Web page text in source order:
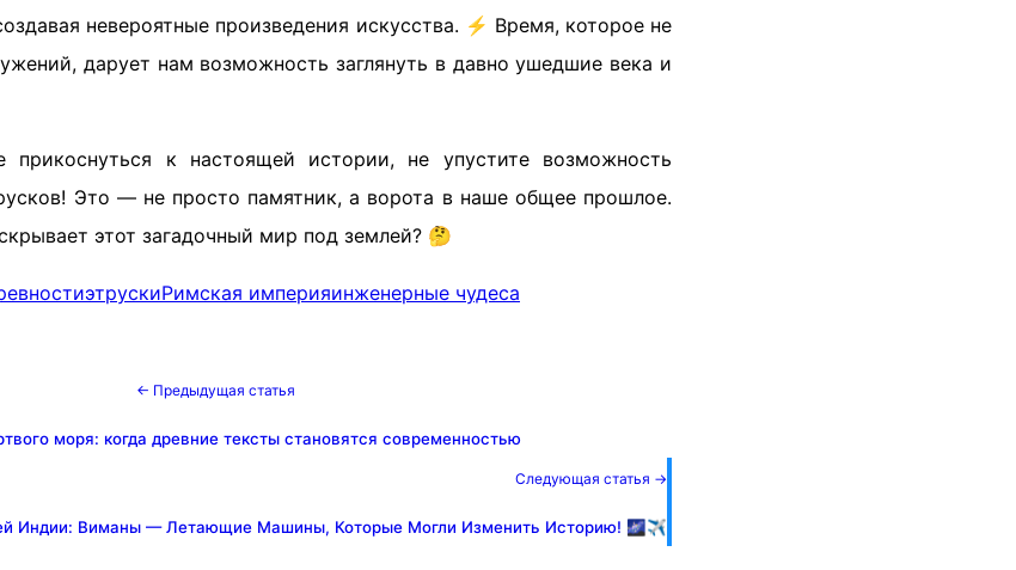
невероятные произведения искусства. ⚡ Время, которое не
дарует нам возможность заглянуть в давно ушедшие века и
к настоящей истории, не упустите возможность
Это — не просто памятник, а ворота в наше общее прошлое.
этот загадочный мир под землей? 🤔
этрускиРимская империяинженерные чудеса
← Предыдущая статья
моря: когда древние тексты становятся современностью
Следующая статья →
Индии: Виманы — Летающие Машины, Которые Могли Изменить Историю! 🌌✈️